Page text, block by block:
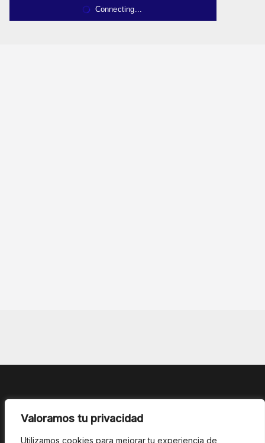
Valoramos tu privacidad
Utilizamos cookies para mejorar tu experiencia de